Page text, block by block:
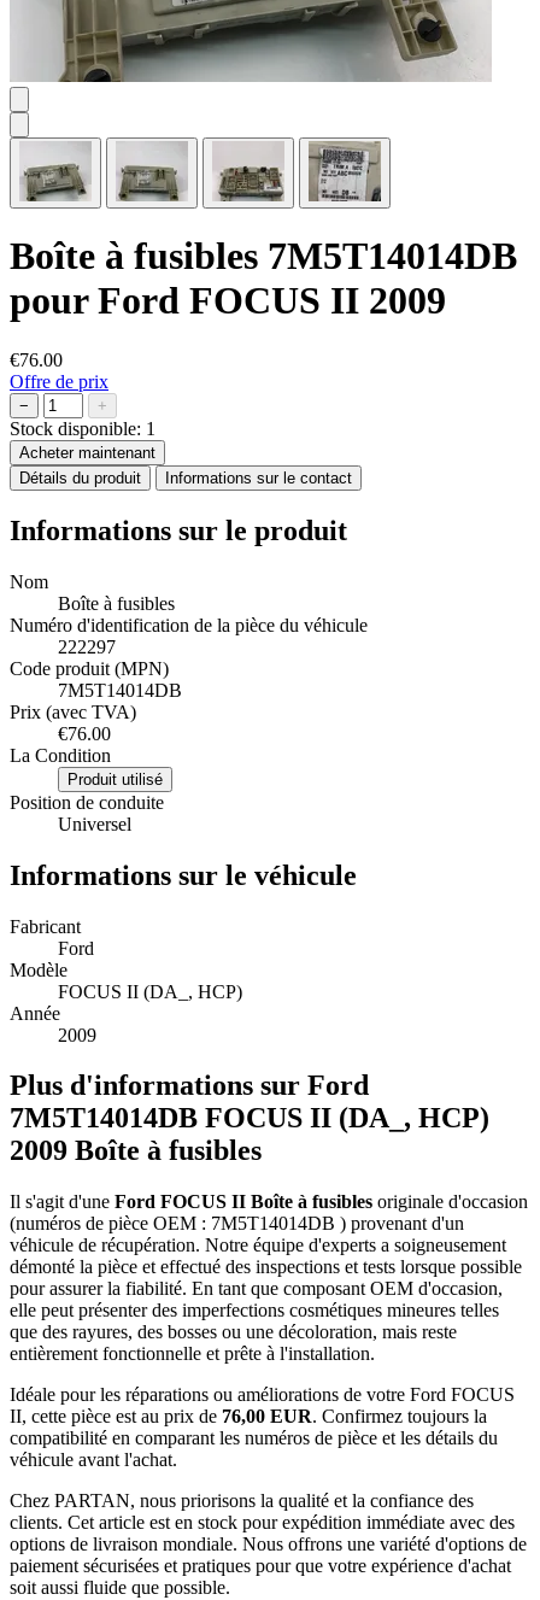
Boîte à fusibles 7M5T14014DB
pour Ford FOCUS II 2009
€76.00
Offre de prix
− +
Stock disponible: 1
Acheter maintenant
Détails du produit
Informations sur le contact
Informations sur le produit
Nom
Boîte à fusibles
Numéro d'identification de la pièce du véhicule
222297
Code produit (MPN)
7M5T14014DB
Prix (avec TVA)
€76.00
La Condition
Produit utilisé
Position de conduite
Universel
Informations sur le véhicule
Fabricant
Ford
Modèle
FOCUS II (DA_, HCP)
Année
2009
Plus d'informations sur Ford
7M5T14014DB FOCUS II (DA_, HCP)
2009 Boîte à fusibles
Il s'agit d'une Ford FOCUS II Boîte à fusibles originale d'occasion
(numéros de pièce OEM : 7M5T14014DB ) provenant d'un
véhicule de récupération. Notre équipe d'experts a soigneusement
démonté la pièce et effectué des inspections et tests lorsque possible
pour assurer la fiabilité. En tant que composant OEM d'occasion,
elle peut présenter des imperfections cosmétiques mineures telles
que des rayures, des bosses ou une décoloration, mais reste
entièrement fonctionnelle et prête à l'installation.
Idéale pour les réparations ou améliorations de votre Ford FOCUS
II, cette pièce est au prix de 76,00 EUR. Confirmez toujours la
compatibilité en comparant les numéros de pièce et les détails du
véhicule avant l'achat.
Chez PARTAN, nous priorisons la qualité et la confiance des
clients. Cet article est en stock pour expédition immédiate avec des
options de livraison mondiale. Nous offrons une variété d'options de
paiement sécurisées et pratiques pour que votre expérience d'achat
soit aussi fluide que possible.